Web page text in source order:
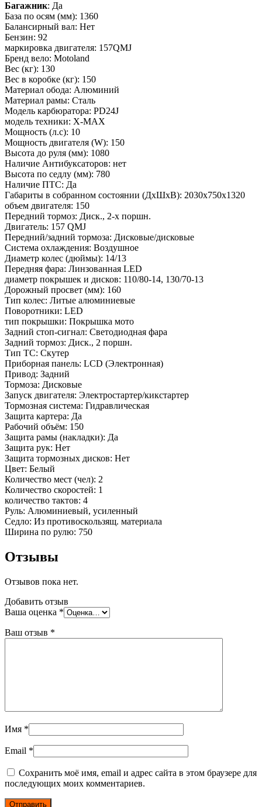
Багажник: Да
База по осям (мм): 1360
Балансирный вал: Нет
Бензин: 92
маркировка двигателя: 157QMJ
Бренд вело: Motoland
Вес (кг): 130
Вес в коробке (кг): 150
Материал обода: Алюминий
Материал рамы: Сталь
Модель карбюратора: PD24J
модель техники: X-MAX
Мощность (л.с): 10
Мощность двигателя (W): 150
Высота до руля (мм): 1080
Наличие Антибуксаторов: нет
Высота по седлу (мм): 780
Наличие ПТС: Да
Габариты в собранном состоянии (ДхШхВ): 2030х750х1320
объем двигателя: 150
Передний тормоз: Диск., 2-х поршн.
Двигатель: 157 QMJ
Передний/задний тормоза: Дисковые/дисковые
Система охлаждения: Воздушное
Диаметр колес (дюймы): 14/13
Передняя фара: Линзованная LED
диаметр покрышек и дисков: 110/80-14, 130/70-13
Дорожный просвет (мм): 160
Тип колес: Литые алюминиевые
Поворотники: LED
тип покрышки: Покрышка мото
Задний стоп-сигнал: Светодиодная фара
Задний тормоз: Диск., 2 поршн.
Тип ТС: Скутер
Приборная панель: LCD (Электронная)
Привод: Задний
Тормоза: Дисковые
Запуск двигателя: Электростартер/кикстартер
Тормозная система: Гидравлическая
Защита картера: Да
Рабочий объём: 150
Защита рамы (накладки): Да
Защита рук: Нет
Защита тормозных дисков: Нет
Цвет: Белый
Количество мест (чел): 2
Количество скоростей: 1
количество тактов: 4
Руль: Алюминиевый, усиленный
Седло: Из противоскользящ. материала
Ширина по рулю: 750
Отзывы
Отзывов пока нет.
Добавить отзыв
Ваша оценка *
Ваш отзыв *
Имя *
Email *
Сохранить моё имя, email и адрес сайта в этом браузере для
последующих моих комментариев.